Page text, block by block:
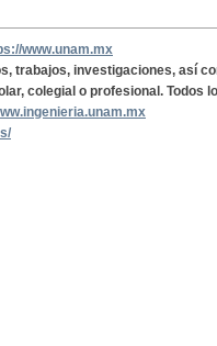
www.unam.mx
trabajos, investigaciones, así
colegial o profesional. Todos